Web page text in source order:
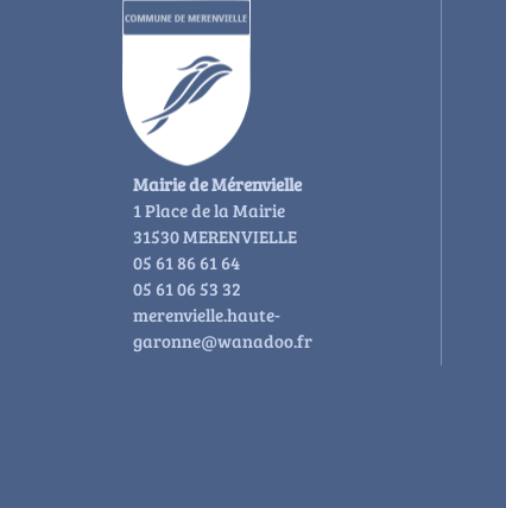
Mairie de Mérenvielle
1 Place de la Mairie
31530 MERENVIELLE
05 61 86 61 64
05 61 06 53 32
merenvielle.haute-
garonne@wanadoo.fr